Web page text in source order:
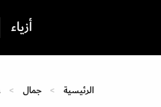
أزياء
الرئيسية جمال